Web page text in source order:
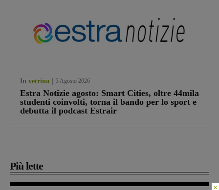
In vetrina 3 Agosto 2026
Estra Notizie agosto: Smart Cities, oltre 44mila
studenti coinvolti, torna il bando per lo sport e
debutta il podcast Estrair
Più lette
×